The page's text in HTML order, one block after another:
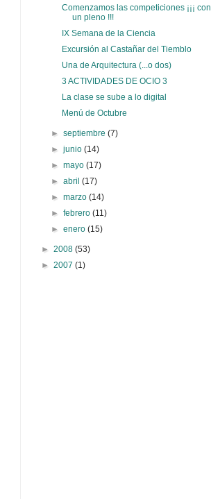
Comenzamos las competiciones ¡¡¡ con
un pleno !!!
IX Semana de la Ciencia
Excursión al Castañar del Tiemblo
Una de Arquitectura (...o dos)
3 ACTIVIDADES DE OCIO 3
La clase se sube a lo digital
Menú de Octubre
►septiembre(7)
►junio(14)
►mayo(17)
►abril(17)
►marzo(14)
►febrero(11)
►enero(15)
► 2008 (53)
► 2007 (1)